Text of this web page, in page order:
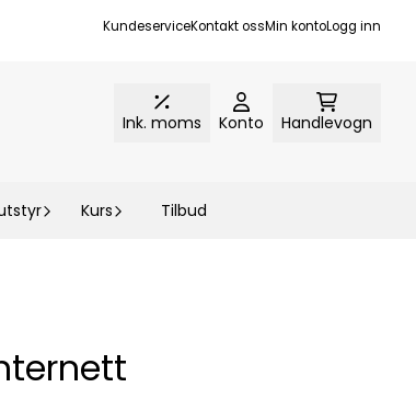
KundeserviceKontakt ossMin kontoLogg inn
Ink. moms Konto Handlevogn
Kurs Tilbud